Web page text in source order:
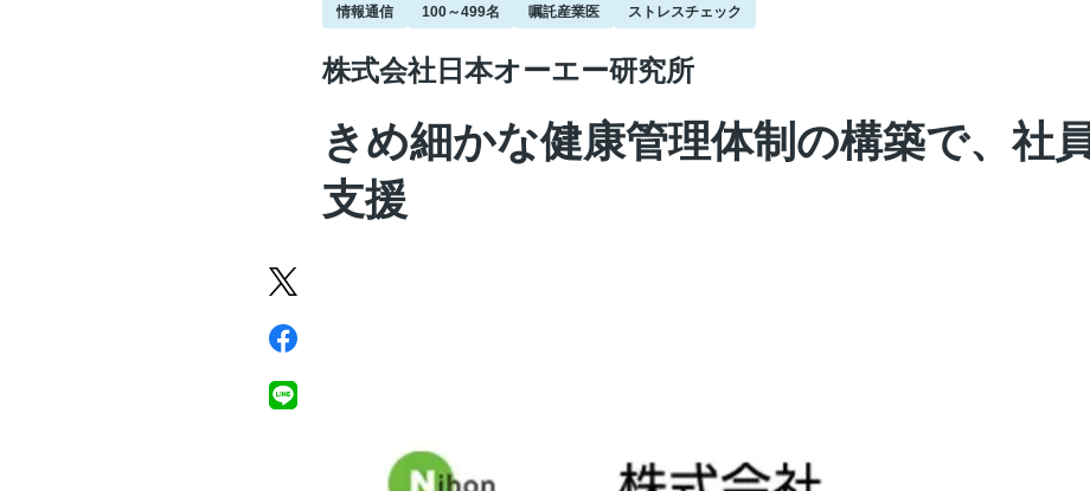
情報通信 100～499名 嘱託産業医 ストレスチェック
株式会社日本オーエー研究所
きめ細かな健康管理体制の構築で、社
支援